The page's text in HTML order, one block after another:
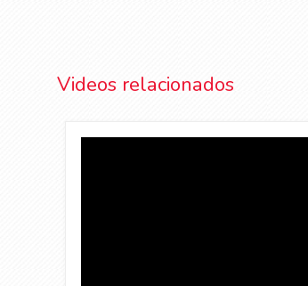
Videos relacionados